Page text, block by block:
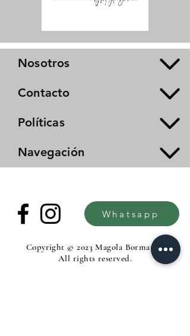
Nosotros
Contacto
Políticas
Navegación
Whatsapp
Copyright © 2023 Magola Borman®.
All rights reserved.